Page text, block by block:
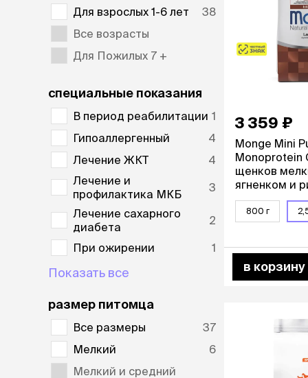
Угловые
Пеленки и
Лежанки
Тоннели
подушки
Пледы
Дома-
игровые
Столбики
Доски
одежда и
Для взрослых 1-6 лет
38
Все возрасты
Для Пожилых 7 +
специальные показания
В период реабилитации 1
Гипоаллергенный
4
Лечение ЖКТ
4
Лечение и
профилактика МКБ
3
Лечение сахарного
диабета
2
При ожирении 1
Показать все
размер питомца
Все размеры
37
Мелкий
6
Мелкий и средний
3 359 ₽
Monge Mini
Monoprotein
щенков
ягненком и
800 г
в корзину